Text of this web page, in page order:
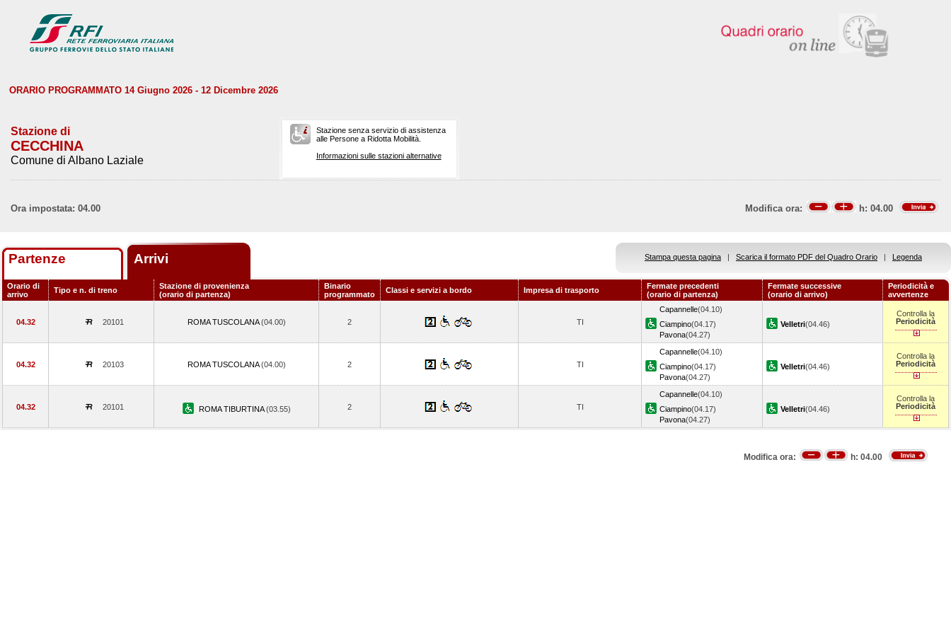
ORARIO PROGRAMMATO 14 Giugno 2026 - 12 Dicembre 2026
Stazione di
CECCHINA
Comune di Albano Laziale
Stazione senza servizio di assistenza
alle Persone a Ridotta Mobilità.
Informazioni sulle stazioni alternative
Ora impostata: 04.00 Modifica ora: h: 04.00
Partenze Arrivi Stampa questa pagina | Scarica il formato PDF del Quadro Orario | Legenda
Orario di
arrivo
Tipo e n. di treno
Stazione di provenienza
(orario di partenza)
Binario
programmato
Classi e servizi a bordo Impresa di trasporto
Fermate precedenti
(orario di partenza)
Fermate successive
(orario di arrivo)
Periodicità e
avvertenze
04.32 20101 ROMA TUSCOLANA(04.00) 2 TI
Capannelle(04.10)
Ciampino(04.17)
Pavona(04.27)
Velletri(04.46)
Controlla la
Periodicità
04.32 20103 ROMA TUSCOLANA(04.00) 2 TI
Capannelle(04.10)
Ciampino(04.17)
Pavona(04.27)
Velletri(04.46)
Controlla la
Periodicità
04.32 20101 ROMA TIBURTINA(03.55) 2 TI
Capannelle(04.10)
Ciampino(04.17)
Pavona(04.27)
Velletri(04.46)
Controlla la
Periodicità
Modifica ora: h: 04.00